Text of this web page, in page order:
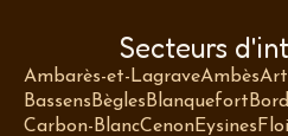
Secteurs
Ambarès-et-LagraveAmbès
Bassens Bègles Blanquefort
Carbon-BlancCenonEysines